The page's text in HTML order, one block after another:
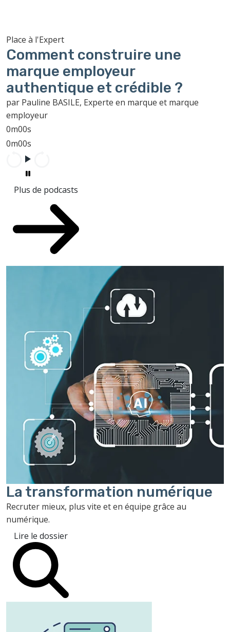
Place à l'Expert
Comment construire une
marque employeur
authentique et crédible ?
par Pauline BASILE, Experte en marque et marque
employeur
0m00s
0m00s
Plus de podcasts
La transformation numérique
Recruter mieux, plus vite et en équipe grâce au
numérique.
Lire le dossier